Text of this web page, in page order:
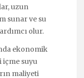
uzun
sunar ve su
olur.
ekonomik
içme suyu
maliyeti